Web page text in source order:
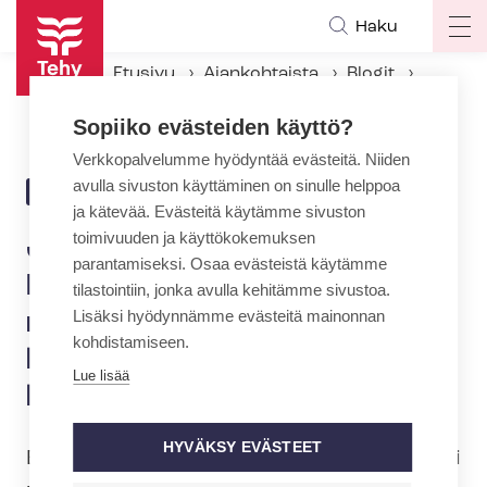
Hyppää
pääsisältöön
Haku
Etusivu Ajankohtaista
Blogit
BLOGI 27.1.2025 | 14:33
Jarkko Pehkonen:
Määräaikaisuudet
merkitsevät epävarmuutta ja
huolta, eikä niitä pidä lisätä
lainmuutoksilla
Esitetyn lakimuutoksen toteutuessa voisi
Sopiiko evästeiden käyttö?
Verkkopalvelumme hyödyntää evästeitä. Niiden
avulla sivuston käyttäminen on sinulle helppoa
ja kätevää. Evästeitä käytämme sivuston
toimivuuden ja käyttökokemuksen
parantamiseksi. Osaa evästeistä käytämme
tilastointiin, jonka avulla kehitämme sivustoa.
Lisäksi hyödynnämme evästeitä mainonnan
kohdistamiseen.
Lue lisää
HYVÄKSY EVÄSTEET